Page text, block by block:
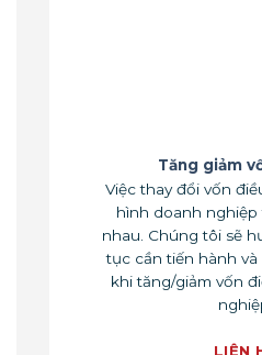
Tăng giảm
Việc thay đổi vốn
hình doanh
nhau. Chúng tôi sẽ
tục cần tiến hành và
khi tăng/giảm vốn
LIÊN